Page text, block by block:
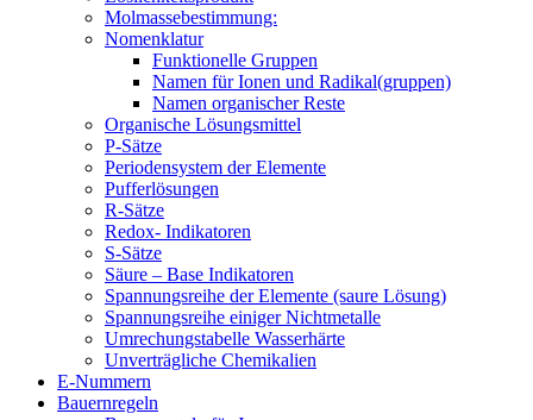
Molmassebestimmung:
Nomenklatur
Funktionelle Gruppen
Namen für Ionen und Radikal(gruppen)
Namen organischer Reste
Organische Lösungsmittel
P-Sätze
Periodensystem der Elemente
Pufferlösungen
R-Sätze
Redox- Indikatoren
S-Sätze
Säure – Base Indikatoren
Spannungsreihe der Elemente (saure Lösung)
Spannungsreihe einiger Nichtmetalle
Umrechungstabelle Wasserhärte
Unverträgliche Chemikalien
E-Nummern
Bauernregeln